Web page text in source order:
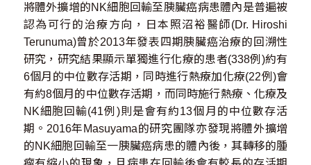
將體外擴增的NK細胞回輸至胰臟癌病患體內是普遍被
認為可行的治療方向，日本照沼裕醫師(Dr. Hiroshi
Terunuma)曾於2013年發表四期胰臟癌治療的回溯性
研究，研究結果顯示單獨進行化療的患者(338例)約有
6個月的中位數存活期，同時進行熱療加化療(22例)會
有約8個月的中位數存活期，而同時施行熱療、化療及
NK細胞回輸(41例)則是會有約13個月的中位數存活
期。2016年Masuyama的研究團隊亦發現將體外擴增
的NK細胞回輸至一胰臟癌病患的體內後，其轉移的腫